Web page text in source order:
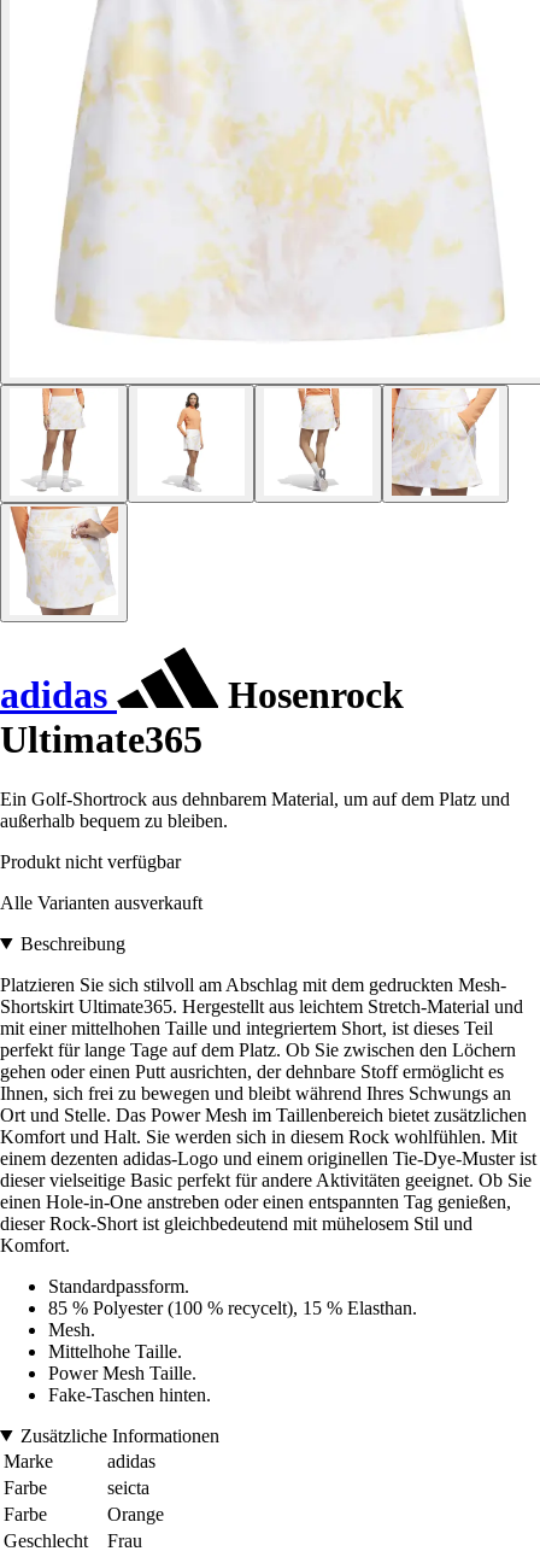
adidas
Hosenrock
Ultimate365
Ein Golf-Shortrock aus dehnbarem Material, um auf dem Platz und
außerhalb bequem zu bleiben.
Produkt nicht verfügbar
Alle Varianten ausverkauft
Beschreibung
Platzieren Sie sich stilvoll am Abschlag mit dem gedruckten Mesh-
Shortskirt Ultimate365. Hergestellt aus leichtem Stretch-Material und
mit einer mittelhohen Taille und integriertem Short, ist dieses Teil
perfekt für lange Tage auf dem Platz. Ob Sie zwischen den Löchern
gehen oder einen Putt ausrichten, der dehnbare Stoff ermöglicht es
Ihnen, sich frei zu bewegen und bleibt während Ihres Schwungs an
Ort und Stelle. Das Power Mesh im Taillenbereich bietet zusätzlichen
Komfort und Halt. Sie werden sich in diesem Rock wohlfühlen. Mit
einem dezenten adidas-Logo und einem originellen Tie-Dye-Muster ist
dieser vielseitige Basic perfekt für andere Aktivitäten geeignet. Ob Sie
einen Hole-in-One anstreben oder einen entspannten Tag genießen,
dieser Rock-Short ist gleichbedeutend mit mühelosem Stil und
Komfort.
Standardpassform.
85 % Polyester (100 % recycelt), 15 % Elasthan.
Mesh.
Mittelhohe Taille.
Power Mesh Taille.
Fake-Taschen hinten.
Zusätzliche Informationen
Marke
adidas
Farbe
seicta
Farbe
Orange
Geschlecht
Frau